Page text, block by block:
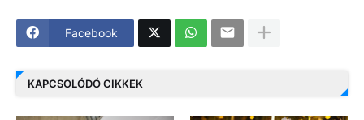
Facebook
KAPCSOLÓDÓ CIKKEK